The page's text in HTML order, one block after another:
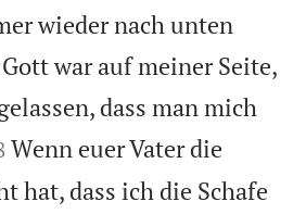
wieder nach unten
war auf meiner Seite,
dass man mich
Wenn euer Vater die
hat, dass ich die Schafe